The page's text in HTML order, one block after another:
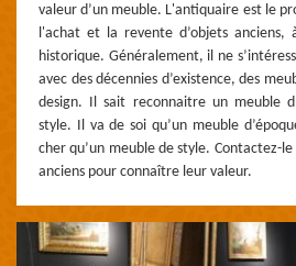
valeur d’un meuble. L'antiquaire est le
l'achat et la revente d’objets
historique. Généralement, il ne
avec des décennies d’existence, des
design. Il sait reconnaitre un meuble
style. Il va de soi qu’un meuble
cher qu’un meuble de style. Contactez-
anciens pour connaître leur valeur.